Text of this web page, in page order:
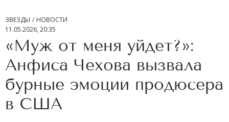
ЗВЕЗДЫ
НОВОСТИ
11.05.2026, 20:35
«Муж от меня уйдет?»:
Анфиса Чехова вызвала
бурные эмоции продюсера
в США